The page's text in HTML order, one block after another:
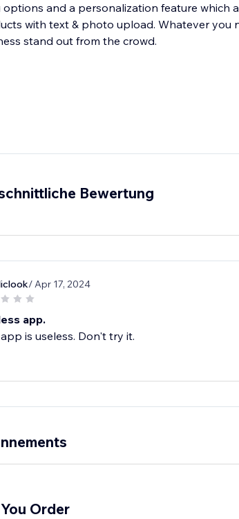
and a personalization feature which
with text & photo upload. Whatever you
stand out from the crowd.
Bewertung
/ Apr 17, 2024
app.
is useless. Don't try it.
Order